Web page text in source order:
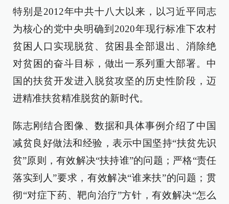
特别是2012年中共十八大以来，以习近平同志
为核心的党中央明确到2020年现行标准下农村
贫困人口实现脱贫、贫困县全部退出、消除绝
对贫困的奋斗目标，做出一系列重大部署。中
国的扶贫开发进入脱贫攻坚的历史性阶段，迈
进精准扶贫精准脱贫的新时代。
陈志刚结合图像、数据和具体事例介绍了中国
减贫良好做法和经验，表示中国坚持“扶贫先识
贫”原则，有效解决“扶持谁”的问题；严格“责任
落实到人”要求，有效解决“谁来扶”的问题；贯
彻“对症下药、靶向治疗”方针，有效解决“怎么